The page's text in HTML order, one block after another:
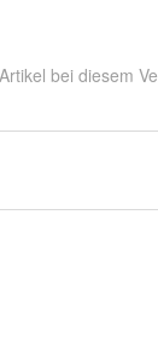
bei diesem